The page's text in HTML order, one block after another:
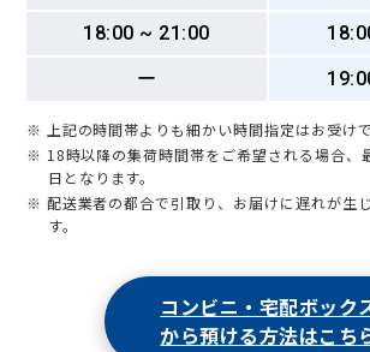
18:00 ~ 21:00
ー
※ 上記の時間帯よりも細かい時間指定はお受けで
※ 18時以降の集荷時間帯をご希望される場合、
日となります。
※ 配送業者の都合で引取り、お届けに遅れが生
す。
コンビニ・宅配ボック
から預ける方法はこち